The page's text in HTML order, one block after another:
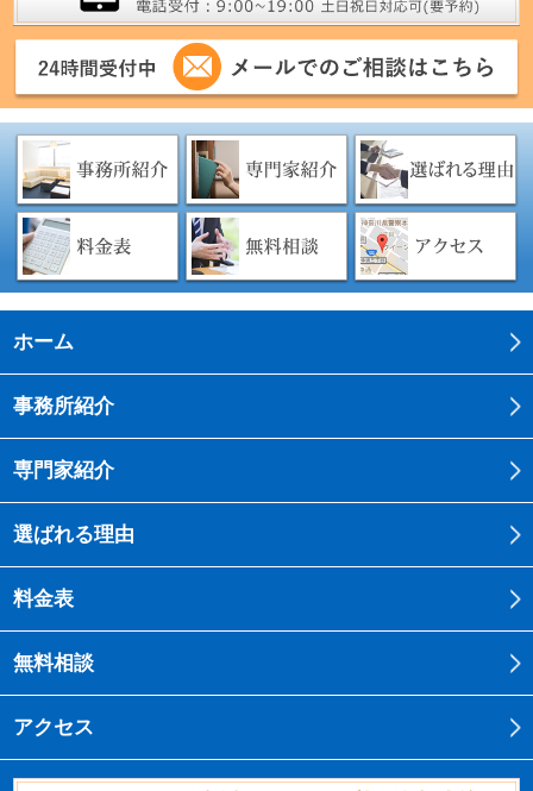
ホーム
事務所紹介
専門家紹介
選ばれる理由
料金表
無料相談
アクセス